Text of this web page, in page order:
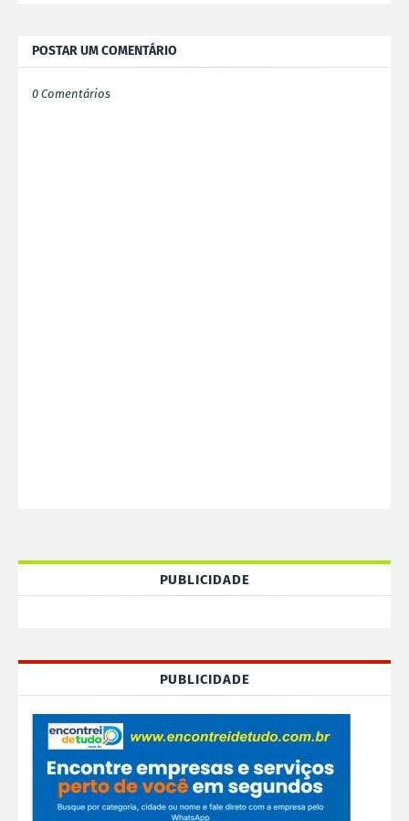
POSTAR UM COMENTÁRIO
0 Comentários
PUBLICIDADE
PUBLICIDADE